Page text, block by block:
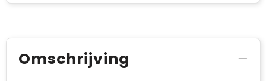
Omschrijving